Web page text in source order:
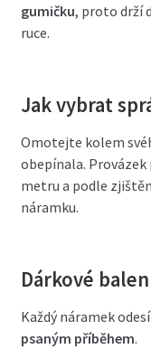
gumičku, proto drží
ruce.
Jak vybrat
Omotejte kolem
obepínala.
metru a podle
náramku.
Dárkové
Každý náramek
psaným příběhem.